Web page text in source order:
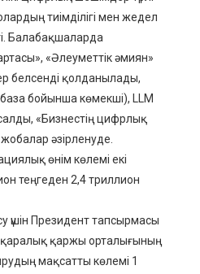
тиімділігі мен жедел
Балабақшаларда
«Әлеуметтік әмиян»
белсенді қолданылады,
бойынша көмекші), LLM
«Бизнестің цифрлық
әзірленуде.
өнім көлемі екі
теңгеден 2,4 триллион
Президент тапсырмасы
қаржы орталығының
мақсатты көлемі 1